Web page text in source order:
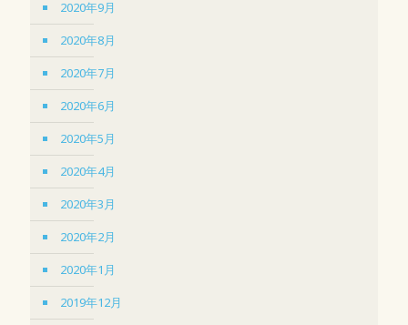
2020年9月
2020年8月
2020年7月
2020年6月
2020年5月
2020年4月
2020年3月
2020年2月
2020年1月
2019年12月